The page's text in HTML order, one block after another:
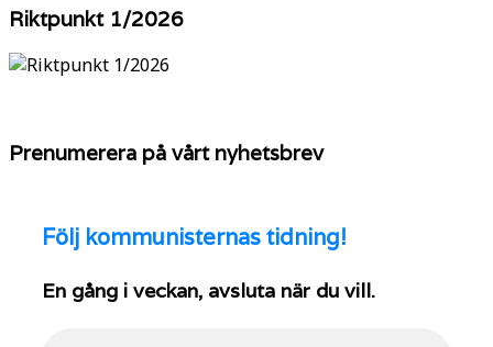
Riktpunkt 1/2026
Prenumerera på vårt nyhetsbrev
Följ kommunisternas tidning!
En gång i veckan, avsluta när du vill.